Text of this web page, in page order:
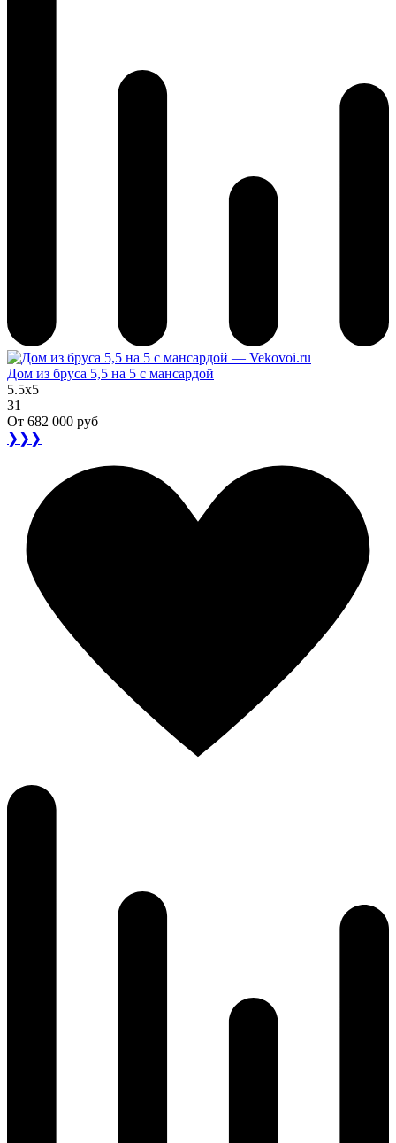
Дом из бруса 5,5 на 5 с мансардой
5.5x5
31
От 682 000 руб
❯❯❯